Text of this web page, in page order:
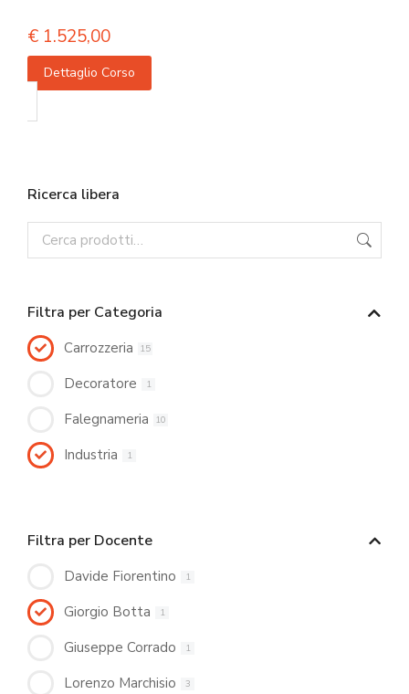
€ 1.525,00
Dettaglio Corso
Ricerca libera
Filtra per Categoria
Carrozzeria 15
Decoratore 1
Falegnameria 10
Industria 1
Filtra per Docente
Davide Fiorentino 1
Giorgio Botta 1
Giuseppe Corrado 1
Lorenzo Marchisio 3